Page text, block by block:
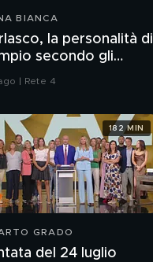
BIANCA
la personalità di
secondo gli
| Rete 4
GRADO
del 24 luglio
182 MIN